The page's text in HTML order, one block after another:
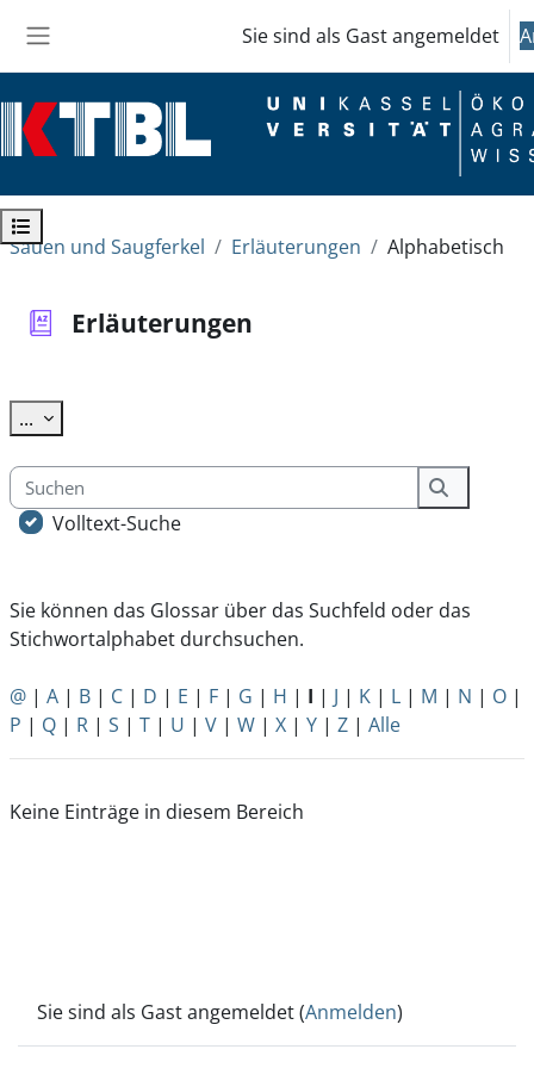
Sie sind als Gast angemeldet
Kursindex öffnen
Sauen und Saugferkel
Erläuterungen Alphabetisch
Erläuterungen
... Einträge exportieren
Suchen
Suchen
Volltext-Suche
Sie können das Glossar über das Suchfeld oder das
Stichwortalphabet durchsuchen.
@ | A | B | C | D | E | F | G | H | I | J | K | L | M | N | O |
P | Q | R | S | T | U | V | W | X | Y | Z | Alle
Keine Einträge in diesem Bereich
Sie sind als Gast angemeldet (Anmelden)